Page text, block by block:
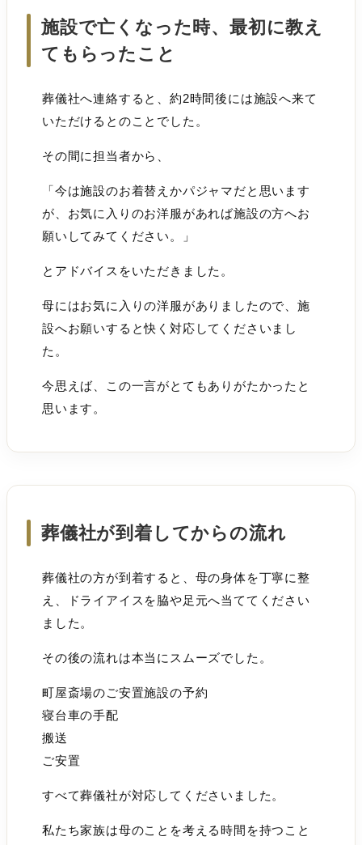
施設で亡くなった時、最初に教え
てもらったこと
葬儀社へ連絡すると、約2時間後には施設へ来て
いただけるとのことでした。
その間に担当者から、
「今は施設のお着替えかパジャマだと思います
が、お気に入りのお洋服があれば施設の方へお
願いしてみてください。」
とアドバイスをいただきました。
母にはお気に入りの洋服がありましたので、施
設へお願いすると快く対応してくださいまし
た。
今思えば、この一言がとてもありがたかったと
思います。
葬儀社が到着してからの流れ
葬儀社の方が到着すると、母の身体を丁寧に整
え、ドライアイスを脇や足元へ当ててください
ました。
その後の流れは本当にスムーズでした。
町屋斎場のご安置施設の予約
寝台車の手配
搬送
ご安置
すべて葬儀社が対応してくださいました。
私たち家族は母のことを考える時間を持つこと